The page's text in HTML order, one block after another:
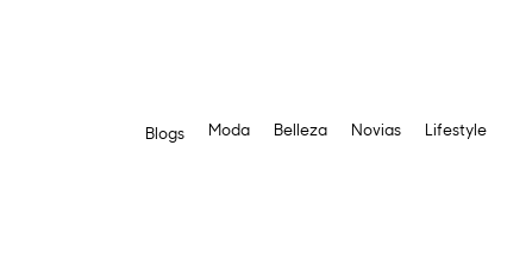
Blogs Moda Belleza Novias Lifestyle